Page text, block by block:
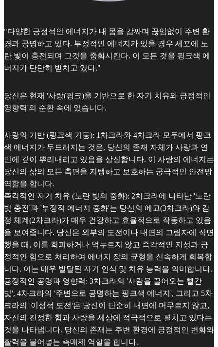
"다양한 긍정적인 에너지가 내 몸을 감싸며 끊임없이 주변 환
경과 공명하고 있다. 부정적인 에너지가 있을 경우 세포에 노
란 빛이 충전되며 그것을 중화시킨다. 이 모든 것을 핑크색 에
너지가 단단히 받치고 있다."
당신은 현재 '사랑(핑크)을 기반으로 한 자기 치유와 긍정적인
영향력'의 순환 속에 있습니다.
사랑의 기반 (핑크색 기둥): 1차크라와 4차크라 모두에서 핑크
색 에너지가 두드러지는 것은, 당신의 존재 자체가 사랑과 연
민에 깊이 뿌리내리고 있음을 상징합니다. 이 사랑의 에너지는
당신의 삶의 모든 측면을 지탱하고 보호하는 궁극적인 안전망
역할을 합니다.
즉각적인 자기 치유 (노란 빛의 중화): 2차크라에 나타난 '노란
빛 충전'과 '부정적 에너지 중화'는 당신의 에고(3차크라)와 감
정 체계(2차크라)가 매우 건강하고 효율적으로 작동하고 있음
을 보여줍니다. 당신은 외부의 도전이나 내면의 그림자에 직면
했을 때, 이를 회피하거나 억누르지 않고 즉각적인 지성과 긍
정적인 힘으로 처리하여 에너지 장의 균형을 신속하게 회복합
니다. 이는 매우 발달된 자기 인식 및 치유 능력을 의미합니다.
긍정적인 공명과 영향력: 3차크라의 '사람을 끌어오는 빨간
빛', 4차크라의 '주변으로 공명하는 핑크색 에너지', 그리고 5차
크라의 '이성적 도전'은 당신이 단순히 내면에 머무르지 않고,
자신의 진정한 힘과 사랑을 세상에 적극적으로 펼치고 있다는
것을 나타냅니다. 당신의 존재는 주변 환경에 긍정적인 변화와
활력을 불어넣는 촉매제 역할을 합니다.